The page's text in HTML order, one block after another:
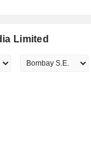
Limited